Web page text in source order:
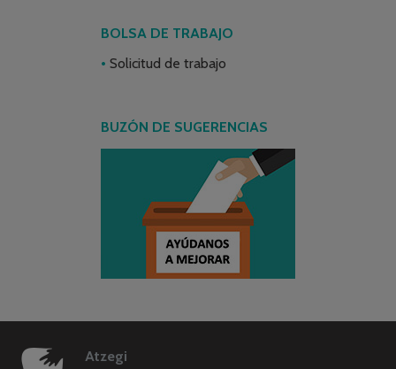
BOLSA DE TRABAJO
Solicitud de trabajo
BUZÓN DE SUGERENCIAS
Atzegi